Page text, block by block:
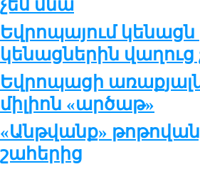
չես մնա
Եվրոպայում կենացն
կենացներին
Եվրոպացի
միլիոն «արծաթ»
«Անթվանք»
շահերից